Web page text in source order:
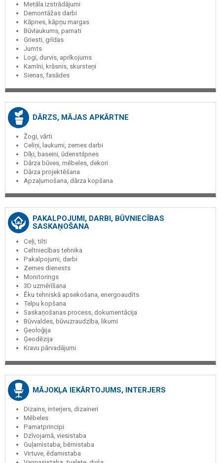
Metāla izstrādājumi
Demontāžas darbi
Kāpnes, kāpņu margas
Būvlaukums, pamati
Griesti, grīdas
Jumts
Logi, durvis, aprīkojums
Kamīni, krāsnis, skursteņi
Sienas, fasādes
DĀRZS, MĀJAS APKĀRTNE
Žogi, vārti
Celiņi, laukumi, zemes darbi
Dīķi, baseini, ūdenstilpnes
Dārza būves, mēbeles, dekori
Dārza projektēšana
Apzaļumošana, dārza kopšana
PAKALPOJUMI, DARBI, BŪVNIECĪBAS
SASKAŅOŠANA
Ceļi, tilti
Celtniecības tehnika
Pakalpojumi, darbi
Zemes dienests
Monitorings
3D uzmērīšana
Ēku tehniskā apsekošana, energoaudits
Telpu kopšana
Saskaņošanas process, dokumentācija
Būvvaldes, būvuzraudzība, likumi
Ģeoloģija
Ģeodēzija
Kravu pārvadājumi
MĀJOKĻA IEKĀRTOJUMS, INTERJERS
Dizains, interjers, dizaineri
Mēbeles
Pamatprincipi
Dzīvojamā, viesistaba
Guļamistaba, bērnistaba
Virtuve, ēdamistaba